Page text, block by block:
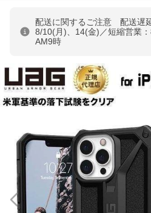
配送に関するご注意 配送遅
8/10(月)、14(金)／短縮営業
AM9時